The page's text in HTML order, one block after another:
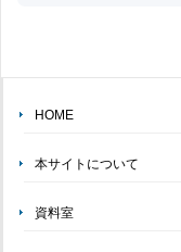
HOME
本サイトについて
資料室